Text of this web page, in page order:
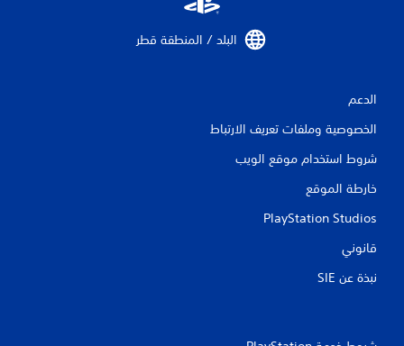
البلد / المنطقة قطر‏
الدعم
الخصوصية وملفات تعريف الارتباط
شروط استخدام موقع الويب
خارطة الموقع
PlayStation Studios
قانوني
نبذة عن SIE‏